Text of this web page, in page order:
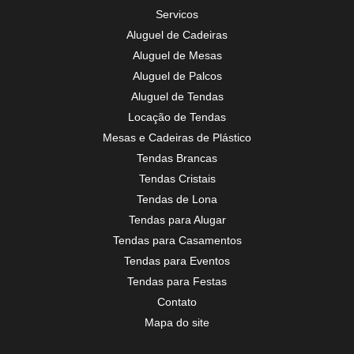
quanto custa tenda para casamento aluguel Jaguariúna
quanto custa aluguel tenda festa Jardim Acapulco
quanto custa tenda aluguel Piracicaba
quanto custa aluguel tenda 10x10 Juquehy
aluguel tenda para festa Araraquara
quanto custa aluguel de tenda para casamento Socorro
tenda para eventos aluguel cotar Praia de Itaquitanduva
tenda para eventos aluguel cotar Inconfidentes
quanto custa aluguel tenda 10x10 Praia do Félix
tenda 10x10 aluguel cotar São José dos Campos
quanto custa aluguel tenda festa Monte Alegre do Sul
Servicos
Aluguel de Cadeiras
Aluguel de Mesas
Aluguel de Palcos
Aluguel de Tendas
Locação de Tendas
Mesas e Cadeiras de Plástico
Tendas Brancas
Tendas Cristais
Tendas de Lona
Tendas para Alugar
Tendas para Casamentos
Tendas para Eventos
Tendas para Festas
Contato
Mapa do site